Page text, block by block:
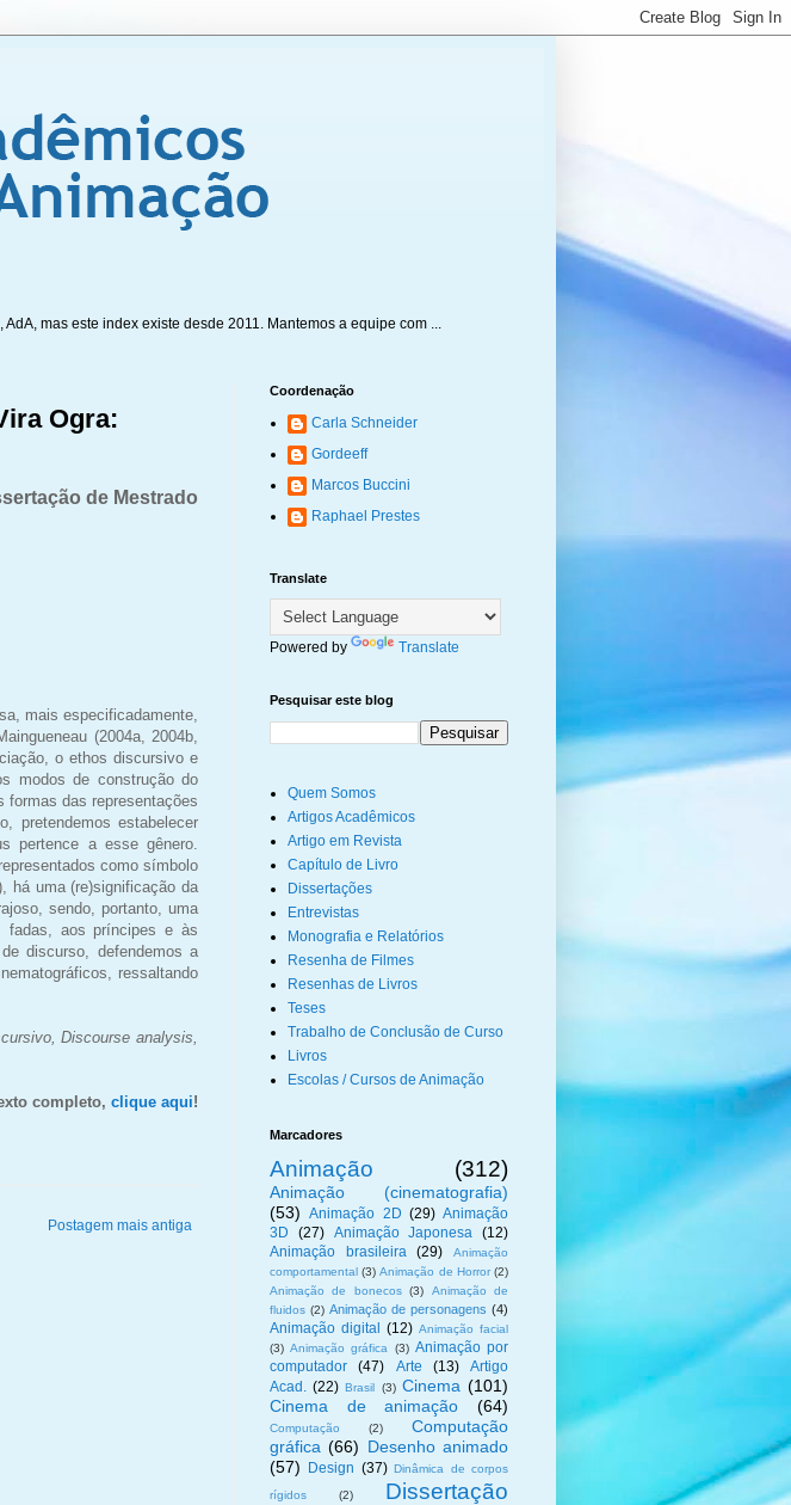
mas este index existe desde 2011. Mantemos a equipe com ...
Ogra:
de Mestrado
mais especificadamente,
(2004a, 2004b,
o ethos discursivo e
modos de construção do
formas das representações
pretendemos estabelecer
pertence a esse gênero.
como símbolo
há uma (re)significação da
sendo, portanto, uma
fadas, aos príncipes e às
discurso, defendemos a
ressaltando
Discourse analysis,
completo, clique aqui!
Postagem mais antiga
Coordenação
Carla Schneider
Gordeeff
Marcos Buccini
Raphael Prestes
Translate
Powered by Translate
Pesquisar este blog
Quem Somos
Artigos Acadêmicos
Artigo em Revista
Capítulo de Livro
Dissertações
Entrevistas
Monografia e Relatórios
Resenha de Filmes
Resenhas de Livros
Teses
Trabalho de Conclusão de Curso
Livros
Escolas / Cursos de Animação
Marcadores
Animação (312)
Animação (cinematografia)
(53) Animação 2D (29) Animação
3D
(27) Animação Japonesa (12)
Animação brasileira
(29)
Animação
comportamental (3) Animação de Horror (2)
Animação de bonecos (3)
Animação de
fluidos (2) Animação de personagens (4)
Animação digital (12) Animação facial
(3) Animação gráfica (3) Animação por
computador
(47) Arte (13)
Artigo
Acad. (22) Brasil (3) Cinema (101)
Cinema de animação
(64)
Computação (2)
Computação
gráfica (66) Desenho animado
(57)
Design (37) Dinâmica de corpos
rígidos
(2)
Dissertação